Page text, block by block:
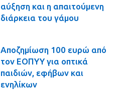
αύξηση και η απαιτούμενη
διάρκεια του γάμου
Αποζημίωση 100 ευρώ από
τον ΕΟΠΥΥ για οπτικά
παιδιών, εφήβων και
ενηλίκων